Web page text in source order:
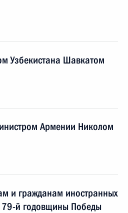
Узбекистана Шавкатом
Армении Николом
и гражданам иностранных
79-й годовщины Победы